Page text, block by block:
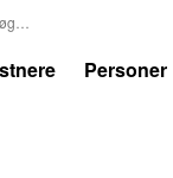
Personer